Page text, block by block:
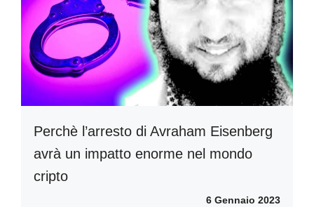
Perchè l’arresto di Avraham Eisenberg
avrà un impatto enorme nel mondo
cripto
6 Gennaio 2023